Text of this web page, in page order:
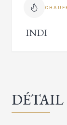
INDI